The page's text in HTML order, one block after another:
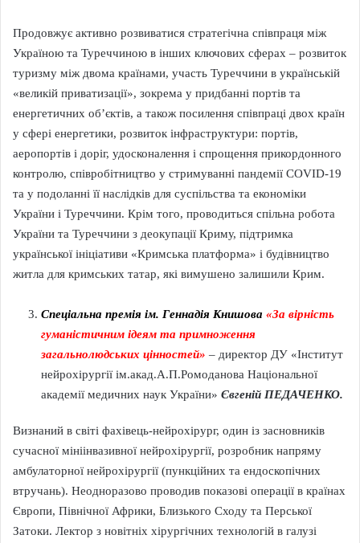
Продовжує активно розвиватися стратегічна співпраця між
Україною та Туреччиною в інших ключових сферах – розвиток
туризму між двома країнами, участь Туреччини в українській
«великій приватизації», зокрема у придбанні портів та
енергетичних об’єктів, а також посилення співпраці двох країн
у сфері енергетики, розвиток інфраструктури: портів,
аеропортів і доріг, удосконалення і спрощення прикордонного
контролю, співробітництво у стримуванні пандемії COVID-19
та у подоланні її наслідків для суспільства та економіки
України і Туреччини. Крім того, проводиться спільна робота
України та Туреччини з деокупації Криму, підтримка
української ініціативи «Кримська платформа» і будівництво
житла для кримських татар, які вимушено залишили Крим.
Спеціальна премія ім. Геннадія Книшова «За вірність
гуманістичним ідеям та примноження
загальнолюдських цінностей» – директор ДУ «Інститут
нейрохірургії ім.акад.А.П.Ромоданова Національної
академії медичних наук України» Євгеній ПЕДАЧЕНКО.
Визнаний в світі фахівець-нейрохірург, один із засновників
сучасної мініінвазивної нейрохірургії, розробник напряму
амбулаторної нейрохірургії (пункційних та ендоскопічних
втручань). Неодноразово проводив показові операції в країнах
Європи, Північної Африки, Близького Сходу та Перської
Затоки. Лектор з новітніх хірургічних технологій в галузі